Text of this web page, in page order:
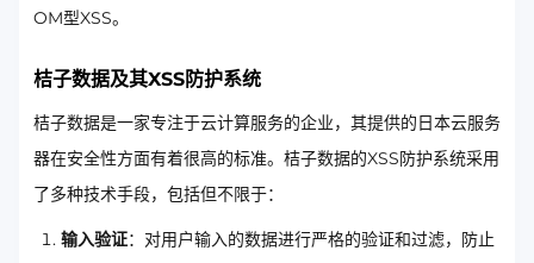
OM型XSS。
桔子数据及其XSS防护系统
桔子数据是一家专注于云计算服务的企业，其提供的日本云服务
器在安全性方面有着很高的标准。桔子数据的XSS防护系统采用
了多种技术手段，包括但不限于：
输入验证：对用户输入的数据进行严格的验证和过滤，防止